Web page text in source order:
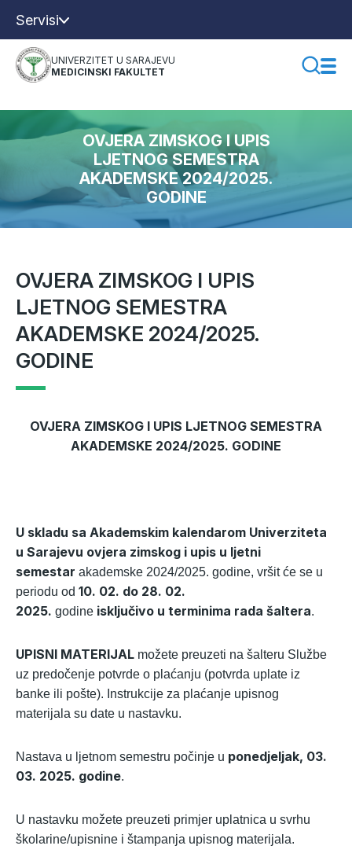
Servisi
UNIVERZITET U SARAJEVU
MEDICINSKI FAKULTET
OVJERA ZIMSKOG I UPIS
LJETNOG SEMESTRA
AKADEMSKE 2024/2025.
GODINE
OVJERA ZIMSKOG I UPIS
LJETNOG SEMESTRA
AKADEMSKE 2024/2025.
GODINE
OVJERA ZIMSKOG I UPIS LJETNOG SEMESTRA
AKADEMSKE 2024/2025. GODINE
U skladu sa Akademskim kalendarom Univerziteta
u Sarajevu ovjera zimskog i upis u ljetni
semestar akademske 2024/2025. godine, vršit će se u
periodu od 10. 02. do 28. 02.
2025. godine isključivo u terminima rada šaltera.
UPISNI MATERIJAL možete preuzeti na šalteru Službe
uz predočenje potvrde o plaćanju (potvrda uplate iz
banke ili pošte). Instrukcije za plaćanje upisnog
materijala su date u nastavku.
Nastava u ljetnom semestru počinje u ponedjeljak, 03.
03. 2025. godine.
U nastavku možete preuzeti primjer uplatnica u svrhu
školarine/upisnine i štampanja upisnog materijala.